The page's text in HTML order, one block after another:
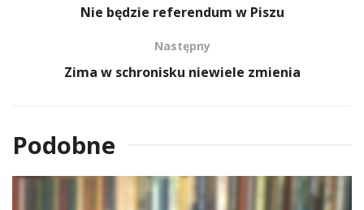
Nie będzie referendum w Piszu
Następny
Zima w schronisku niewiele zmienia
Podobne